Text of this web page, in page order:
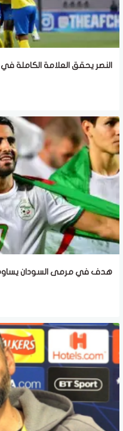
النصر يحقق العلامة الكاملة في
هدف في مرمى السودان يساوي